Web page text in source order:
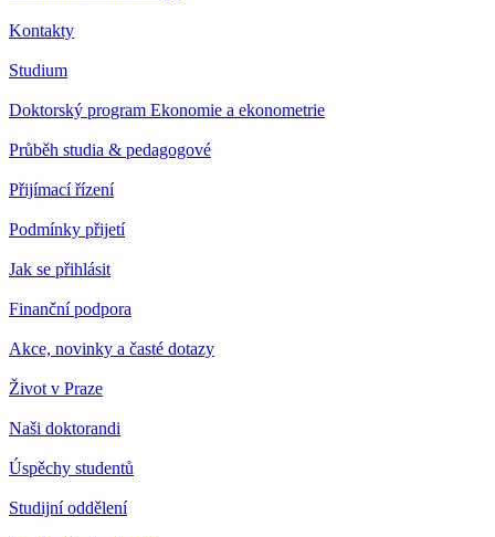
Kontakty
Studium
Doktorský program Ekonomie a ekonometrie
Průběh studia & pedagogové
Přijímací řízení
Podmínky přijetí
Jak se přihlásit
Finanční podpora
Akce, novinky a časté dotazy
Život v Praze
Naši doktorandi
Úspěchy studentů
Studijní oddělení